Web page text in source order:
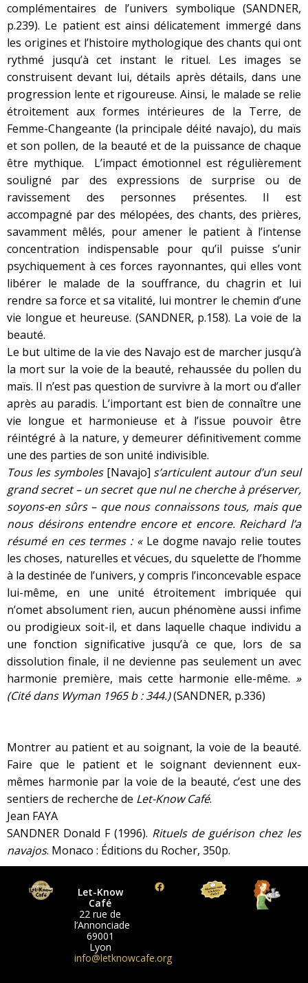
complémentaires de l’univers symbolique (SANDNER,
p.239). Le patient est ainsi délicatement immergé dans
les origines et l’histoire mythologique des chants qui ont
rythmé jusqu’à cet instant le rituel. Les images se
construisent devant lui, détails après détails, dans une
progression lente et rigoureuse. Ainsi, le malade se relie
étroitement aux formes intérieures de la Terre, de
Femme-Changeante (la principale déité navajo), du maïs
et son pollen, de la beauté et de la puissance de chaque
être mythique. L’impact émotionnel est régulièrement
souligné par des expressions de surprise ou de
ravissement des personnes présentes. Il est
accompagné par des mélopées, des chants, des prières,
savamment mêlés, pour amener le patient à l’intense
concentration indispensable pour qu’il puisse s’unir
psychiquement à ces forces rayonnantes, qui elles vont
libérer le malade de la souffrance, du chagrin et lui
rendre sa force et sa vitalité, lui montrer le chemin d’une
vie longue et heureuse. (SANDNER, p.158). La voie de la
beauté.
Le but ultime de la vie des Navajo est de marcher jusqu’à
la mort sur la voie de la beauté, rehaussée du pollen du
maïs. Il n’est pas question de survivre à la mort ou d’aller
après au paradis. L’important est bien de connaître une
vie longue et harmonieuse et à l’issue pouvoir être
réintégré à la nature, y demeurer définitivement comme
une des parties de son unité indivisible.
Tous les symboles [Navajo] s’articulent autour d’un seul
grand secret – un secret que nul ne cherche à préserver,
soyons-en sûrs – que nous connaissons tous, mais que
nous désirons entendre encore et encore. Reichard l’a
résumé en ces termes : « Le dogme navajo relie toutes
les choses, naturelles et vécues, du squelette de l’homme
à la destinée de l’univers, y compris l’inconcevable espace
lui-même, en une unité étroitement imbriquée qui
n’omet absolument rien, aucun phénomène aussi infime
ou prodigieux soit-il, et dans laquelle chaque individu a
une fonction significative jusqu’à ce que, lors de sa
dissolution finale, il ne devienne pas seulement un avec
harmonie première, mais cette harmonie elle-même. »
(Cité dans Wyman 1965 b : 344.)(SANDNER, p.336)
Montrer au patient et au soignant, la voie de la beauté.
Faire que le patient et le soignant deviennent eux-
mêmes harmonie par la voie de la beauté, c’est une des
sentiers de recherche de Let-Know Café.
Jean FAYA
SANDNER Donald F (1996). Rituels de guérison chez les
navajos. Monaco : Éditions du Rocher, 350p.
Let-Know
Café
22 rue de
l’Annonciade
69001
Lyon
info@letknowcafe.org